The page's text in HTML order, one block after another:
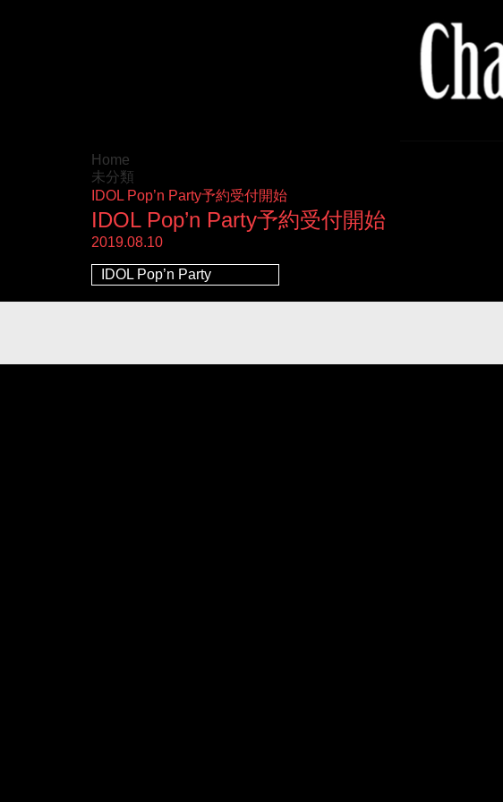
Home
未分類
IDOL Pop’n Party予約受付開始
IDOL Pop’n Party予約受付開始
2019.08.10
IDOL Pop’n Party